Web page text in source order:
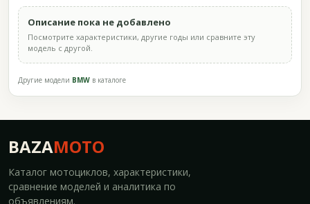
Описание пока не добавлено
Посмотрите характеристики, другие годы или сравните эту
модель с другой.
Другие модели BMW в каталоге
BAZAMOTO
Каталог мотоциклов, характеристики,
сравнение моделей и аналитика по
объявлениям.